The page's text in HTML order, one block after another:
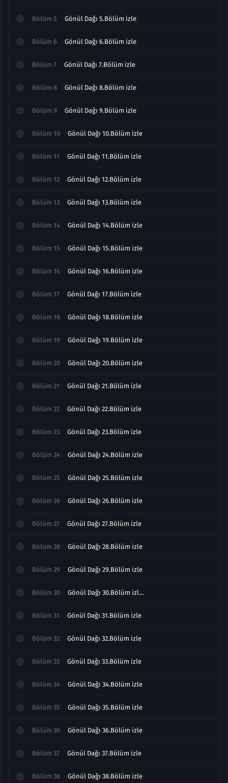
Bölüm 5 Gönül Dağı 5.Bölüm izle
Bölüm 6 Gönül Dağı 6.Bölüm izle
Bölüm 7 Gönül Dağı 7.Bölüm izle
Bölüm 8 Gönül Dağı 8.Bölüm izle
Bölüm 9 Gönül Dağı 9.Bölüm izle
Bölüm 10 Gönül Dağı 10.Bölüm izle
Bölüm 11 Gönül Dağı 11.Bölüm izle
Bölüm 12 Gönül Dağı 12.Bölüm izle
Bölüm 13 Gönül Dağı 13.Bölüm izle
Bölüm 14 Gönül Dağı 14.Bölüm izle
Bölüm 15 Gönül Dağı 15.Bölüm izle
Bölüm 16 Gönül Dağı 16.Bölüm izle
Bölüm 17 Gönül Dağı 17.Bölüm izle
Bölüm 18 Gönül Dağı 18.Bölüm izle
Bölüm 19 Gönül Dağı 19.Bölüm izle
Bölüm 20 Gönül Dağı 20.Bölüm izle
Bölüm 21 Gönül Dağı 21.Bölüm izle
Bölüm 22 Gönül Dağı 22.Bölüm izle
Bölüm 23 Gönül Dağı 23.Bölüm izle
Bölüm 24 Gönül Dağı 24.Bölüm izle
Bölüm 25 Gönül Dağı 25.Bölüm izle
Bölüm 26 Gönül Dağı 26.Bölüm izle
Bölüm 27 Gönül Dağı 27.Bölüm izle
Bölüm 28 Gönül Dağı 28.Bölüm izle
Bölüm 29 Gönül Dağı 29.Bölüm izle
Bölüm 30 Gönül Dağı 30.Bölüm izle Sezon Finali
Bölüm 31 Gönül Dağı 31.Bölüm izle
Bölüm 32 Gönül Dağı 32.Bölüm izle
Bölüm 33 Gönül Dağı 33.Bölüm izle
Bölüm 34 Gönül Dağı 34.Bölüm izle
Bölüm 35 Gönül Dağı 35.Bölüm izle
Bölüm 36 Gönül Dağı 36.Bölüm izle
Bölüm 37 Gönül Dağı 37.Bölüm izle
Bölüm 38 Gönül Dağı 38.Bölüm izle